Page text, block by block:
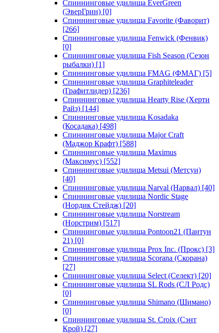
Спиннинговые удилища EverGreen
(ЭверГрин) [0]
Спиннинговые удилища Favorite (Фаворит)
[266]
Спиннинговые удилища Fenwick (Фенвик)
[0]
Спиннинговые удилища Fish Season (Сезон
рыбалки) [1]
Спиннинговые удилища FMAG (ФМАГ) [5]
Спиннинговые удилища Graphiteleader
(Графитлидер) [236]
Спиннинговые удилища Hearty Rise (Херти
Райз) [144]
Спиннинговые удилища Kosadaka
(Косадака) [498]
Спиннинговые удилища Major Craft
(Маджор Крафт) [588]
Спиннинговые удилища Maximus
(Максимус) [552]
Спиннинговые удилища Metsui (Метсуи)
[40]
Спиннинговые удилища Narval (Нарвал) [40]
Спиннинговые удилища Nordic Stage
(Нордик Стейдж) [20]
Спиннинговые удилища Norstream
(Норстрим) [517]
Спиннинговые удилища Pontoon21 (Пантун
21) [0]
Спиннинговые удилища Prox Inc. (Прокс) [3]
Спиннинговые удилища Scorana (Скорана)
[27]
Спиннинговые удилища Select (Селект) [20]
Спиннинговые удилища SL Rods (СЛ Родс)
[0]
Спиннинговые удилища Shimano (Шимано)
[0]
Спиннинговые удилища St. Croix (Сэнт
Крой) [27]